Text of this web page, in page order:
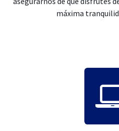
máxima